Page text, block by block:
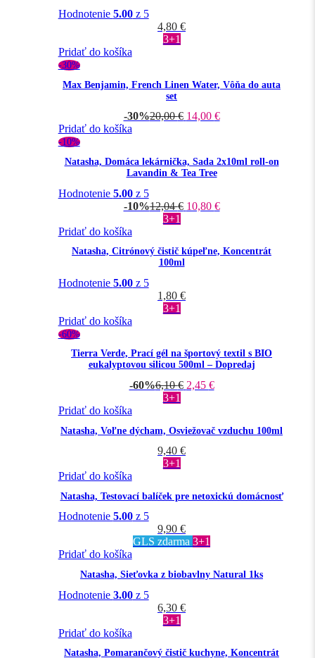
Hodnotenie 5.00z 5
4,80 €
3+1
Pridať do košíka
-30%
Max Benjamin, French Linen Water, Vôňa do auta
set
-30%20,00€ 14,00 €
Pridať do košíka
-10%
Natasha, Domáca lekárnička, Sada 2x10ml roll-on
Lavandin & Tea Tree
Hodnotenie 5.00z 5
-10%12,04€ 10,80 €
3+1
Pridať do košíka
Natasha, Citrónový čistič kúpeľne, Koncentrát
100ml
Hodnotenie 5.00z 5
1,80 €
3+1
Pridať do košíka
-60%
Tierra Verde, Prací gél na športový textil s BIO
eukalyptovou silicou 500ml – Dopredaj
-60%6,10€ 2,45 €
3+1
Pridať do košíka
Natasha, Voľne dýcham, Osviežovač vzduchu 100ml
9,40 €
3+1
Pridať do košíka
Natasha, Testovací balíček pre netoxickú domácnosť
Hodnotenie 5.00z 5
9,90 €
GLS zdarma 3+1
Pridať do košíka
Natasha, Sieťovka z biobavlny Natural 1ks
Hodnotenie 3.00z 5
6,30 €
3+1
Pridať do košíka
Natasha, Pomarančový čistič kuchyne, Koncentrát